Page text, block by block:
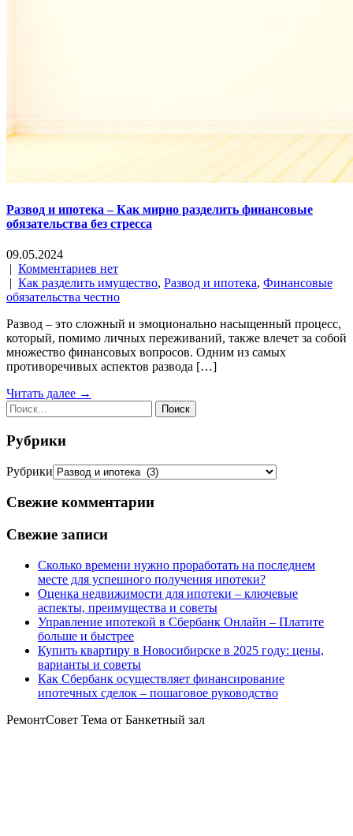
Развод и ипотека – Как мирно разделить финансовые
обязательства без стресса
09.05.2024
| Комментариев нет
| Как разделить имущество, Развод и ипотека, Финансовые
обязательства честно
Развод – это сложный и эмоционально насыщенный процесс,
который, помимо личных переживаний, также влечет за собой
множество финансовых вопросов. Одним из самых
противоречивых аспектов развода […]
Читать далее →
Рубрики
Рубрики
Свежие комментарии
Свежие записи
Сколько времени нужно проработать на последнем
месте для успешного получения ипотеки?
Оценка недвижимости для ипотеки – ключевые
аспекты, преимущества и советы
Управление ипотекой в Сбербанк Онлайн – Платите
больше и быстрее
Купить квартиру в Новосибирске в 2025 году: цены,
варианты и советы
Как Сбербанк осуществляет финансирование
ипотечных сделок – пошаговое руководство
РемонтСовет Тема от Банкетный зал